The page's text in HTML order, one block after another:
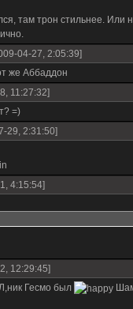
там трон стильнее. Или
04-27, 2:05:39]
же Аббаддон
11:27:32]
=)
29, 2:31:50]
4:15:54]
12:29:45]
Гесмо был